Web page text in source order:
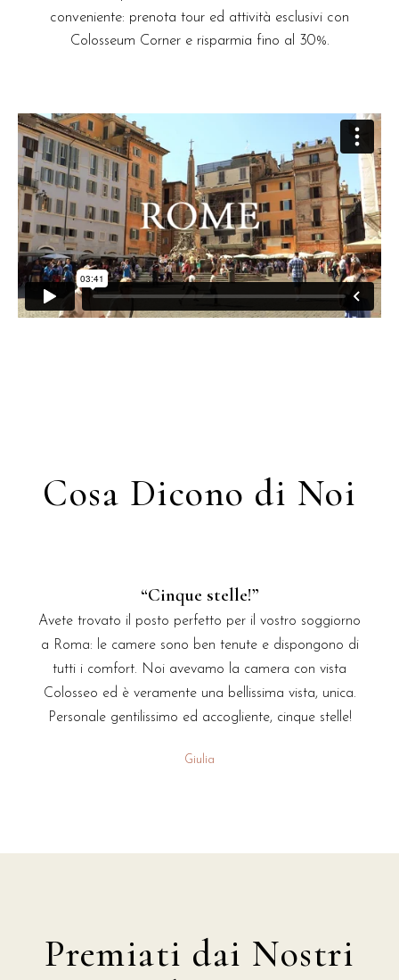
conveniente: prenota tour ed attività esclusivi con
Colosseum Corner e risparmia fino al 30%.
Cosa Dicono di Noi
“Cinque stelle!”
Avete trovato il posto perfetto per il vostro soggiorno
a Roma: le camere sono ben tenute e dispongono di
tutti i comfort. Noi avevamo la camera con vista
Colosseo ed è veramente una bellissima vista, unica.
Personale gentilissimo ed accogliente, cinque stelle!
Giulia
Premiati dai Nostri